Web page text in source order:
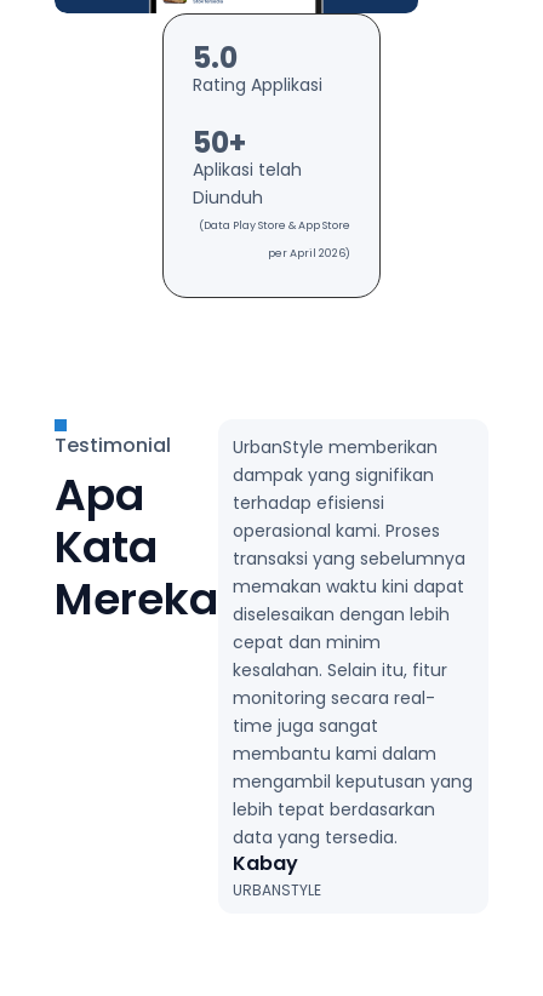
5.0
Rating Applikasi
50+
Aplikasi telah
Diunduh
(Data Play Store & App Store
per April 2026)
Testimonial
Apa
Kata
Mereka
UrbanStyle memberikan
dampak yang signifikan
terhadap efisiensi
operasional kami. Proses
transaksi yang sebelumnya
memakan waktu kini dapat
diselesaikan dengan lebih
cepat dan minim
kesalahan. Selain itu, fitur
monitoring secara real-
time juga sangat
membantu kami dalam
mengambil keputusan yang
lebih tepat berdasarkan
data yang tersedia.
Kabay
URBANSTYLE